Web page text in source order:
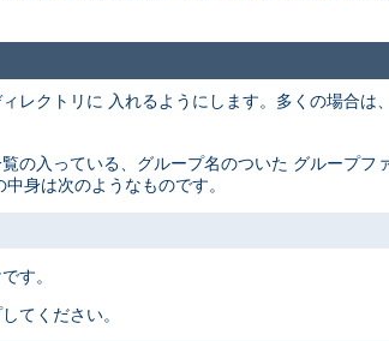
レクトリに 入れるようにします。多くの場合は
の入っている、グループ名のついた グループフ
身は次のようなものです。
す。
てください。